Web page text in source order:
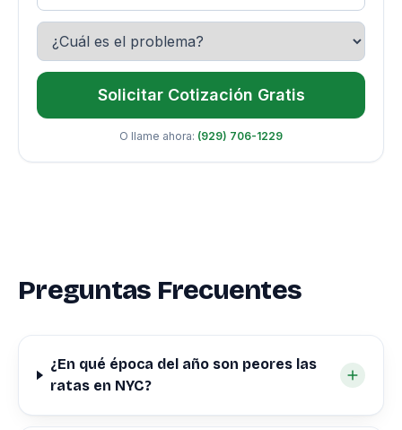
Solicitar Cotización Gratis
O llame ahora: (929) 706-1229
Preguntas Frecuentes
¿En qué época del año son peores las
ratas en NYC?